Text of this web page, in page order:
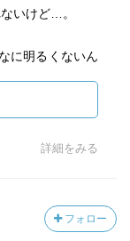
いけど…。
に明るくないん
がまだ育ちきっ
が少なくはない
ていくことか
る範囲内にな
詳細をみる
フォロー